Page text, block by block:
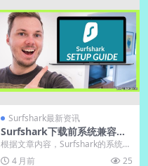
Surfshark最新资讯
Surfshark下载前系统兼容性
检查清单
根据文章内容，Surfshark的系统兼
容性检查清单覆盖Windows、mac
4 月前 25